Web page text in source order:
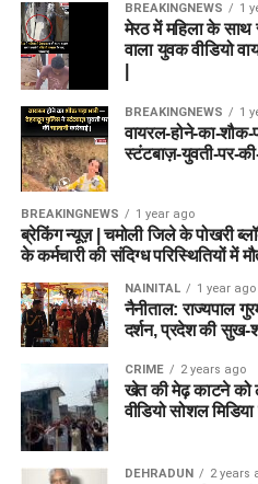
BREAKINGNEWS 1
मेरठ में महिला के
वाला युवक वीडियो
BREAKINGNEWS 1
वायरल-होने-का-
स्टंटबाज़-युवती-पर-की-
BREAKINGNEWS 1 year ago
ब्रेकिंग न्यूज़ | चमोली जिले के पोखरी
के कर्मचारी की संदिग्ध परिस्थितियों में
NAINITAL 1 year ago
नैनीताल: राज्यपाल
दर्शन, प्रदेश की सुख-
CRIME 2 years ago
खेत की मेढ़ काटने को
वीडियो सोशल
DEHRADUN 2 years